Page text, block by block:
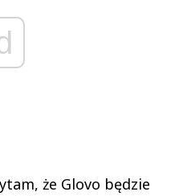
że Glovo będzie